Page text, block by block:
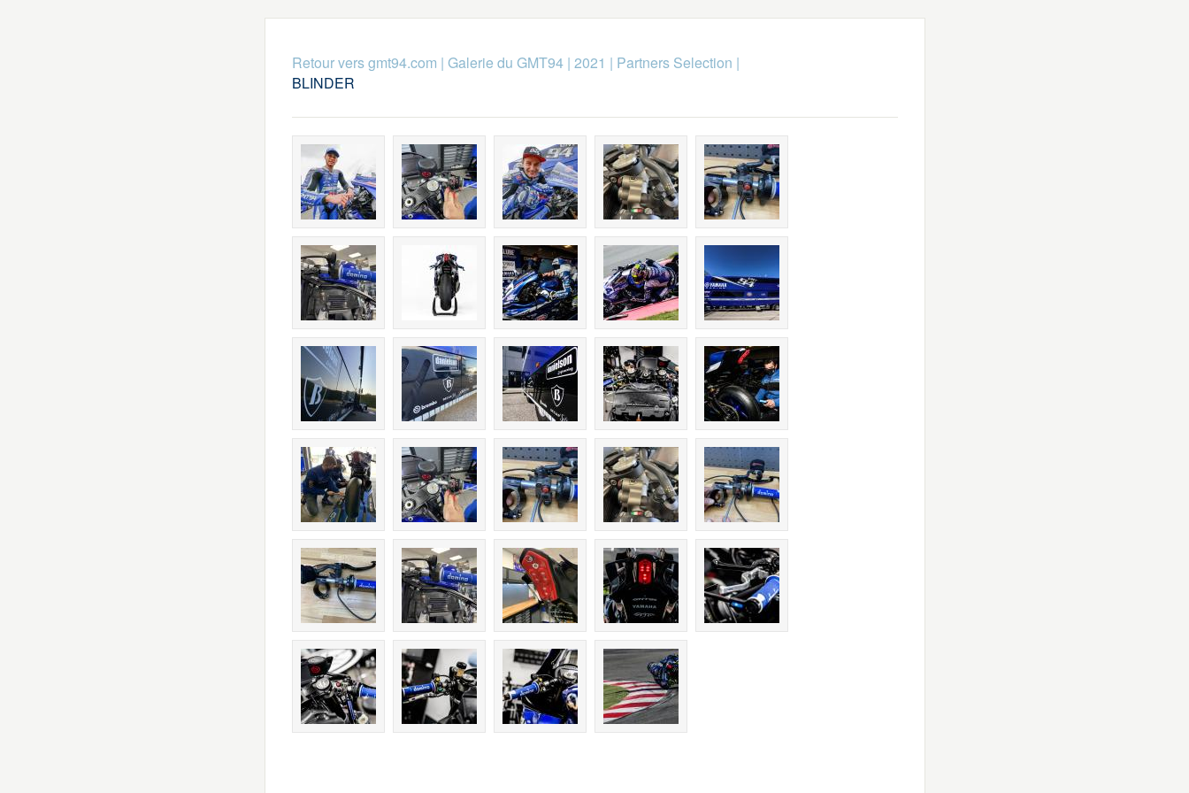
Retour vers gmt94.com | Galerie du GMT94| 2021 | Partners Selection |
BLINDER